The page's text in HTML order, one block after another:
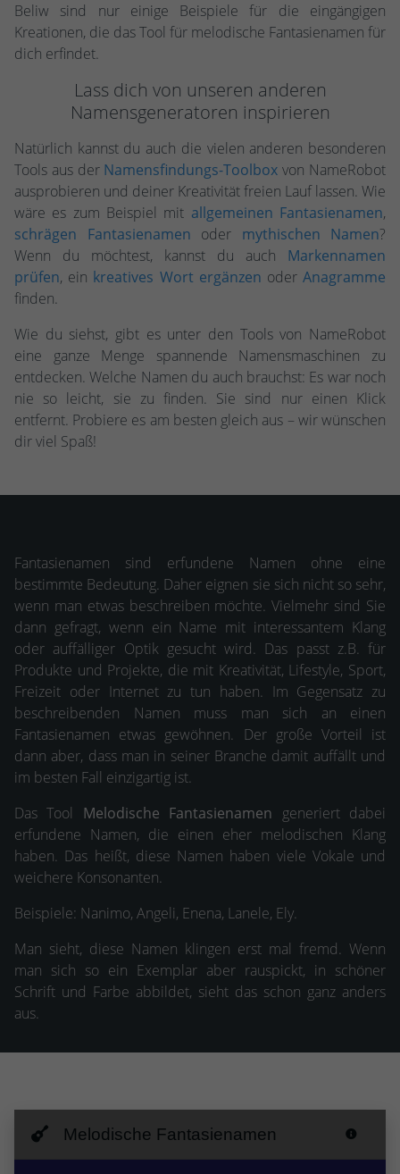
Beliw sind nur einige Beispiele für die eingängigen
Kreationen, die das Tool für melodische Fantasienamen für
dich erfindet.
Lass dich von unseren anderen
Namensgeneratoren inspirieren
Natürlich kannst du auch die vielen anderen besonderen
Tools aus der Namensfindungs-Toolbox von NameRobot
ausprobieren und deiner Kreativität freien Lauf lassen. Wie
wäre es zum Beispiel mit allgemeinen Fantasienamen,
schrägen Fantasienamen oder mythischen Namen?
Wenn du möchtest, kannst du auch Markennamen
prüfen, ein kreatives Wort ergänzen oderAnagramme
finden.
Wie du siehst, gibt es unter den Tools von NameRobot
eine ganze Menge spannende Namensmaschinen zu
entdecken. Welche Namen du auch brauchst: Es war noch
nie so leicht, sie zu finden. Sie sind nur einen Klick
entfernt. Probiere es am besten gleich aus – wir wünschen
dir viel Spaß!
Fantasienamen sind erfundene Namen ohne eine
bestimmte Bedeutung. Daher eignen sie sich nicht so sehr,
wenn man etwas beschreiben möchte. Vielmehr sind Sie
dann gefragt, wenn ein Name mit interessantem Klang
oder auffälliger Optik gesucht wird. Das passt z.B. für
Produkte und Projekte, die mit Kreativität, Lifestyle, Sport,
Freizeit oder Internet zu tun haben. Im Gegensatz zu
beschreibenden Namen muss man sich an einen
Fantasienamen etwas gewöhnen. Der große Vorteil ist
dann aber, dass man in seiner Branche damit auffällt und
im besten Fall einzigartig ist.
Das Tool Melodische Fantasienamen generiert dabei
erfundene Namen, die einen eher melodischen Klang
haben. Das heißt, diese Namen haben viele Vokale und
weichere Konsonanten.
Beispiele: Nanimo, Angeli, Enena, Lanele, Ely.
Man sieht, diese Namen klingen erst mal fremd. Wenn
man sich so ein Exemplar aber rauspickt, in schöner
Schrift und Farbe abbildet, sieht das schon ganz anders
aus.